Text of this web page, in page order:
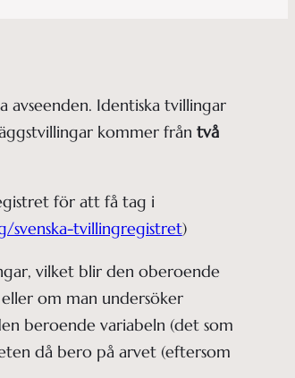
avseenden. Identiska tvillingar
kommer från två
för att få tag i
svenska-tvillingregistret)
vilket blir den oberoende
om man undersöker
beroende variabeln (det som
då bero på arvet (eftersom